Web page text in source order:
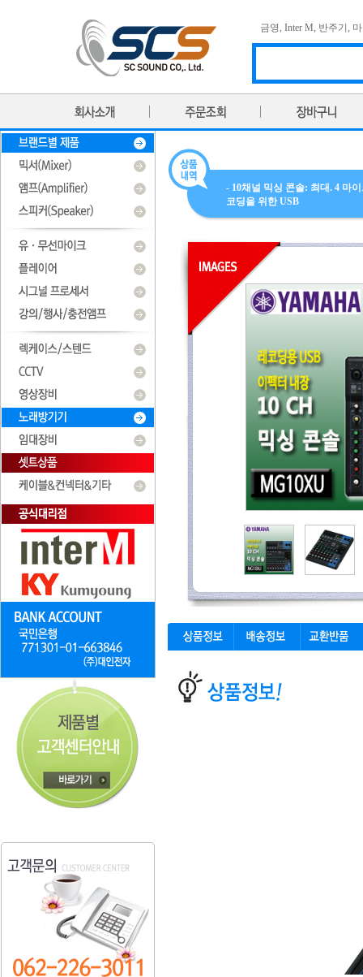
금영, Inter M, 반주기 ,
- 10채널 믹싱 콘솔: 최대. 4 마
코딩을 위한 USB